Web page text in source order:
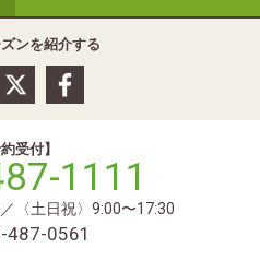
ンを紹介する
約受付】
1111
〈土日祝〉9:00〜17:30
487-0561